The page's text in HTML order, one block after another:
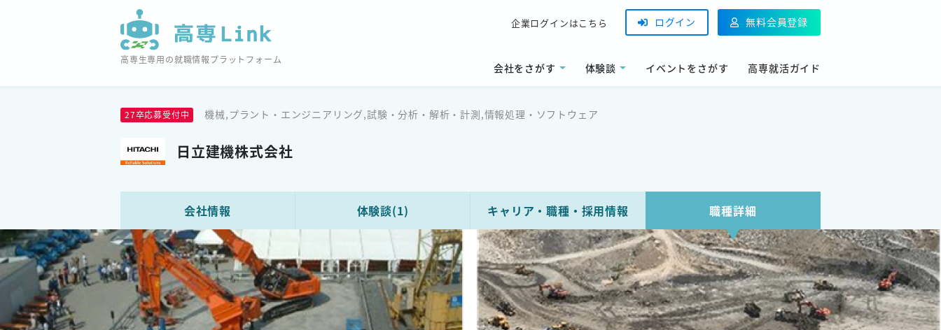
高専生専用の就職情報プラットフォーム
企業ログインはこちら ログイン 無料会員登録
会社をさがす 体験談 イベントをさがす 高専就活ガイド
日立建機株式会社
27卒応募受付中 機械,プラント・エンジニアリング,試験・分析・解析・計測,情報処理・ソフトウェア
会社情報 体験談(1) キャリア・職種 ・ 採用情報 職種詳細